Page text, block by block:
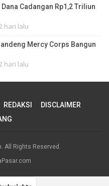
Cadangan Rp1,2 Triliun
hari lalu
Mercy Corps Bangun
hari lalu
REDAKSI
DISCLAIMER
All Rights Reserved.